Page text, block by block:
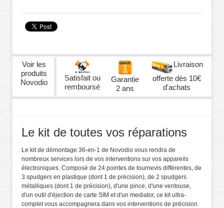
Voir les
produits
Novodio
Satisfait ou
remboursé
Garantie
2 ans
Livraison
offerte dès 10€
d'achats
Le kit de toutes vos réparations
Le kit de démontage 36-en-1 de Novodio vous rendra de
nombreux services lors de vos interventions sur vos appareils
électroniques. Composé de 24 pointes de tournevis différentes, de
3 spudgers en plastique (dont 1 de précision), de 2 spudgers
métalliques (dont 1 de précision), d'une pince, d'une ventouse,
d'un outil d'éjection de carte SIM et d'un mediator, ce kit ultra-
complet vous accompagnera dans vos interventions de précision.